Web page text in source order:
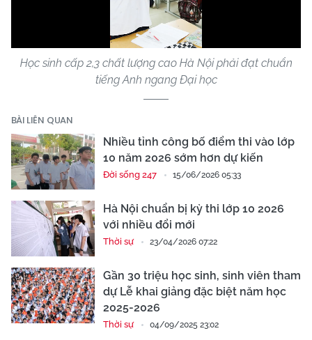
Video
Học sinh cấp 2,3 chất lượng cao Hà Nội phải đạt chuẩn
tiếng Anh ngang Đại học
BÀI LIÊN QUAN
Nhiều tỉnh công bố điểm thi vào lớp
10 năm 2026 sớm hơn dự kiến
Đời sống 247 15/06/2026 05:33
Hà Nội chuẩn bị kỳ thi lớp 10 2026
với nhiều đổi mới
Thời sự 23/04/2026 07:22
Gần 30 triệu học sinh, sinh viên tham
dự Lễ khai giảng đặc biệt năm học
2025-2026
Thời sự 04/09/2025 23:02